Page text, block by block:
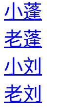
小蓬
老蓬
小刘
老刘